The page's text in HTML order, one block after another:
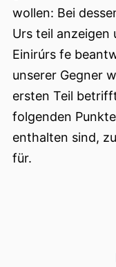
wollen: Bei
Urs teil anzeigen
Einirúrs fe
unserer Gegner
ersten Teil
folgenden
enthalten sind,
für.